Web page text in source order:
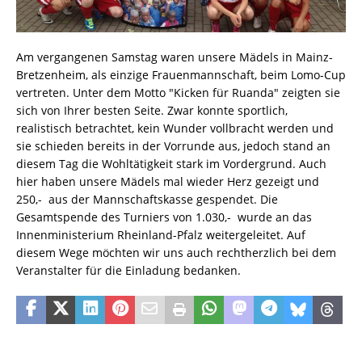
Am vergangenen Samstag waren unsere Mädels in Mainz-
Bretzenheim, als einzige Frauenmannschaft, beim Lomo-Cup
vertreten. Unter dem Motto "Kicken für Ruanda" zeigten sie
sich von Ihrer besten Seite. Zwar konnte sportlich,
realistisch betrachtet, kein Wunder vollbracht werden und
sie schieden bereits in der Vorrunde aus, jedoch stand an
diesem Tag die Wohltätigkeit stark im Vordergrund. Auch
hier haben unsere Mädels mal wieder Herz gezeigt und
250,-  aus der Mannschaftskasse gespendet. Die
Gesamtspende des Turniers von 1.030,-  wurde an das
Innenministerium Rheinland-Pfalz weitergeleitet. Auf
diesem Wege möchten wir uns auch rechtherzlich bei dem
Veranstalter für die Einladung bedanken.